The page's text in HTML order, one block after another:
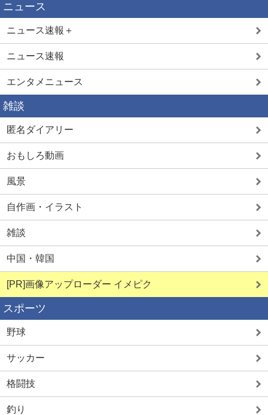
ニュース
ニュース速報＋
ニュース速報
エンタメニュース
雑談
匿名ダイアリー
おもしろ動画
風景
自作画・イラスト
雑談
中国・韓国
[PR]画像アップローダー イメピク
スポーツ
野球
サッカー
格闘技
釣り